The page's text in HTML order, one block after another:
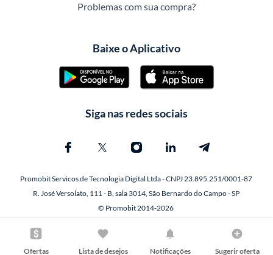
Ofertas Lista de desejos Notificações Sugerir oferta
Problemas com sua compra?
Baixe o Aplicativo
Siga nas redes sociais
Promobit Servicos de Tecnologia Digital Ltda - CNPJ 23.895.251/0001-87
R. José Versolato, 111 - B, sala 3014, São Bernardo do Campo - SP
© Promobit 2014-2026